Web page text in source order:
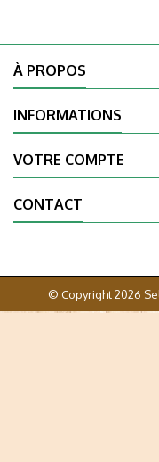
À PROPOS
INFORMATIONS
VOTRE COMPTE
CONTACT
© Copyright 2026